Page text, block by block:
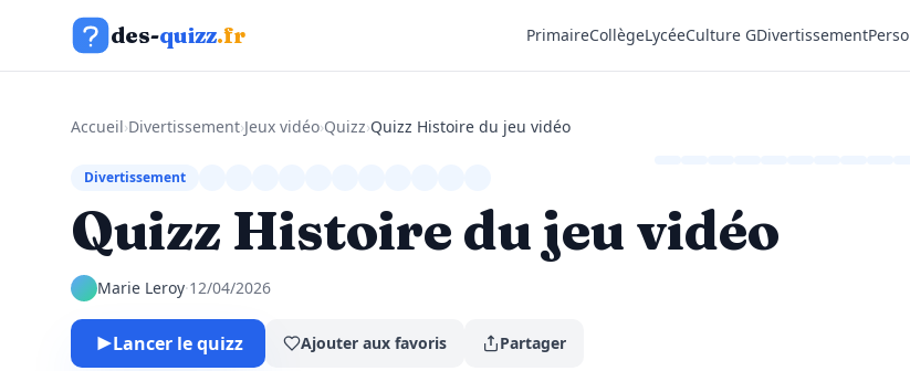
Aller au contenu
des-quizz.fr PrimaireCollègeLycéeCulture GDivertissementPerso
Accueil›Divertissement›Jeux vidéo›Quizz›Quizz Histoire du jeu vidéo
Divertissement
Quizz Histoire du jeu vidéo
Marie Leroy·12/04/2026
Lancer le quizz Ajouter aux favoris Partager